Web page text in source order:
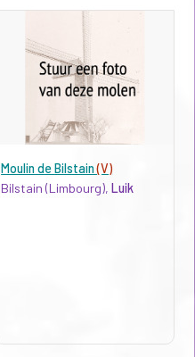
Moulin de Bilstain(V)
Bilstain (Limbourg),Luik